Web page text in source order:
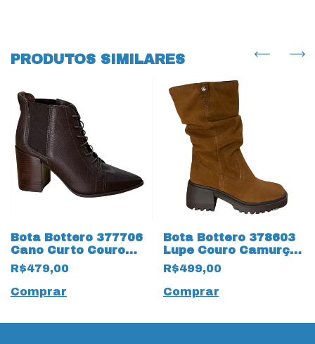
PRODUTOS SIMILARES
Bota Bottero 377706
Cano Curto Couro
Natural Burnished
19605 Marrom
R$479,00
Comprar
Bota Bottero 378603
Lupe Couro Camurça
Bovina 19616
Castanho
R$499,00
Comprar